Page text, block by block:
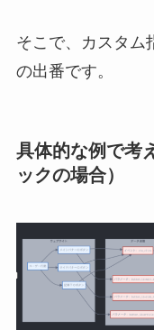
そこで、カスタム
の出番です。
具体的な例で考
ックの場合）